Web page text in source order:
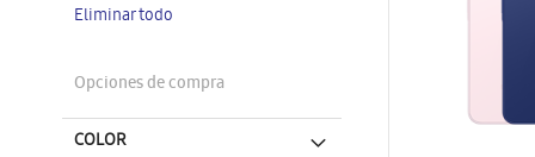
artículo
Eliminar todo
Opciones de compra
COLOR